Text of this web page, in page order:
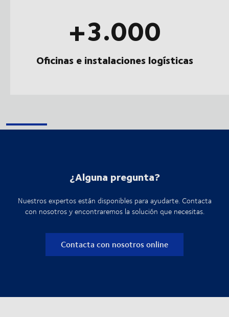
+3.000
Oficinas e instalaciones logísticas
¿Alguna pregunta?
Nuestros expertos están disponibles para ayudarte. Contacta
con nosotros y encontraremos la solución que necesitas.
Contacta con nosotros online